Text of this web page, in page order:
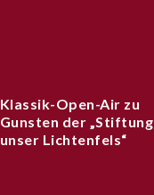
Klassik-Open-Air zu
Gunsten der „Stiftung
unser Lichtenfels“